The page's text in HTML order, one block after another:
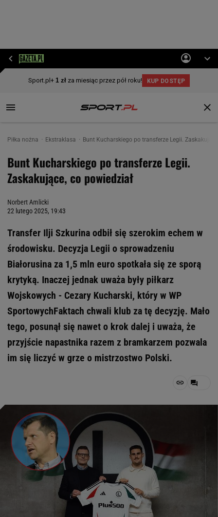
Piłka nożna Ekstraklasa Bunt Kucharskiego po transferze Legii.
Bunt Kucharskiego po transferze Legii.
Zaskakujące, co powiedział
Norbert Amlicki
22 lutego 2025, 19:43
Transfer Ilji Szkurina odbił się szerokim echem w
środowisku. Decyzja Legii o sprowadzeniu
Białorusina za 1,5 mln euro spotkała się ze sporą
krytyką. Inaczej jednak uważa były piłkarz
Wojskowych - Cezary Kucharski, który w WP
SportowychFaktach chwali klub za tę decyzję. Mało
tego, posunął się nawet o krok dalej i uważa, że
przyjście napastnika razem z bramkarzem pozwala
im się liczyć w grze o mistrzostwo Polski.